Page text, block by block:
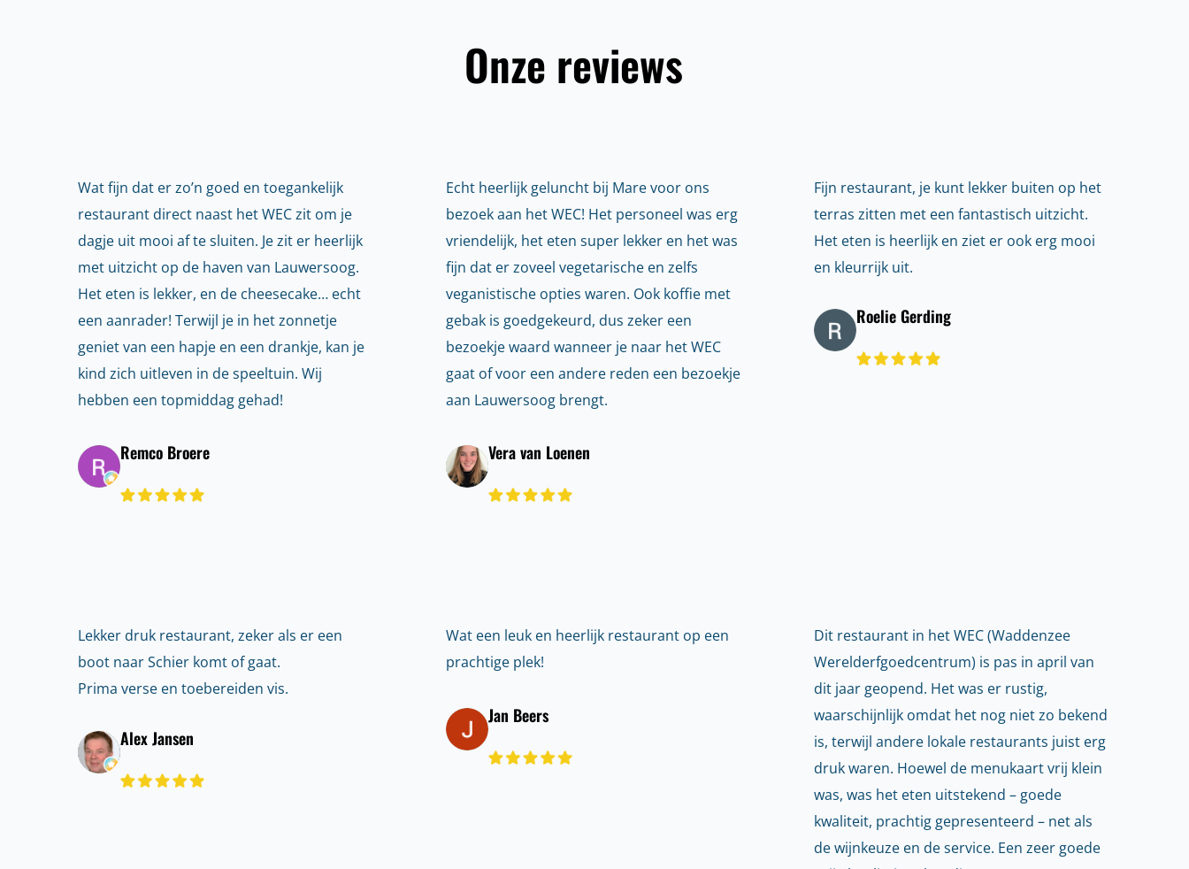
Onze reviews
Wat fijn dat er zo’n goed en toegankelijk
restaurant direct naast het WEC zit om je
dagje uit mooi af te sluiten. Je zit er heerlijk
met uitzicht op de haven van Lauwersoog.
Het eten is lekker, en de cheesecake… echt
een aanrader! Terwijl je in het zonnetje
geniet van een hapje en een drankje, kan je
kind zich uitleven in de speeltuin. Wij
hebben een topmiddag gehad!
Remco Broere
Echt heerlijk geluncht bij Mare voor ons
bezoek aan het WEC! Het personeel was erg
vriendelijk, het eten super lekker en het was
fijn dat er zoveel vegetarische en zelfs
veganistische opties waren. Ook koffie met
gebak is goedgekeurd, dus zeker een
bezoekje waard wanneer je naar het WEC
gaat of voor een andere reden een bezoekje
aan Lauwersoog brengt.
Vera van Loenen
Fijn restaurant, je kunt lekker buiten op het
terras zitten met een fantastisch uitzicht.
Het eten is heerlijk en ziet er ook erg mooi
en kleurrijk uit.
Roelie Gerding
Lekker druk restaurant, zeker als er een
boot naar Schier komt of gaat.
Prima verse en toebereiden vis.
Alex Jansen
Wat een leuk en heerlijk restaurant op een
prachtige plek!
Jan Beers
Dit restaurant in het WEC (Waddenzee
Werelderfgoedcentrum) is pas in april van
dit jaar geopend. Het was er rustig,
waarschijnlijk omdat het nog niet zo bekend
is, terwijl andere lokale restaurants juist erg
druk waren. Hoewel de menukaart vrij klein
was, was het eten uitstekend – goede
kwaliteit, prachtig gepresenteerd – net als
de wijnkeuze en de service. Een zeer goede